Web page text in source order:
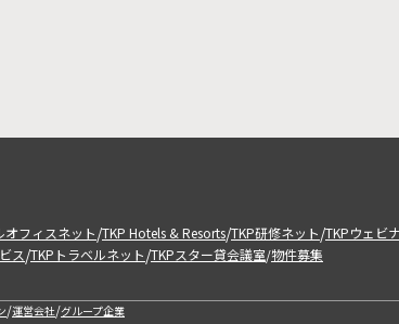
オフィスネット/TKP Hotels & Resorts/TKP研修ネット/TKPウェビ
ス/TKPトラベルネット/TKPスター貸会議室/物件募集
/運営会社/グループ企業